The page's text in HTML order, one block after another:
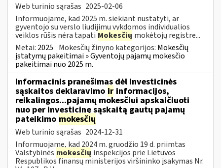
Web turinio sąrašas 2025-02-06
Informuojame, kad 2025 m. siekiant nustatyti, ar
gyventojo su verslo liudijimu vykdomos individualios
veiklos rūšis nėra tapati Mokesčių mokėtojų registre...
Metai: 2025 Mokesčių žinyno kategorijos: Mokesčių
įstatymų pakeitimai » Gyventojų pajamų mokesčio
pakeitimai nuo 2025 m.
Informacinis pranešimas dėl Investicinės
sąskaitos deklaravimo ir informacijos,
reikalingos...pajamų mokesčiui apskaičiuoti
nuo per investicinę sąskaitą gautų pajamų
pateikimo mokesčių
Web turinio sąrašas 2024-12-31
Informuojame, kad 2024 m. gruodžio 19 d. priimtas
Valstybinės mokesčių inspekcijos prie Lietuvos
Respublikos finansų ministerijos viršininko įsakymas Nr.